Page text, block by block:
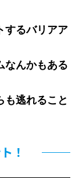
するバリアア
なんかもある
も逃れること
！